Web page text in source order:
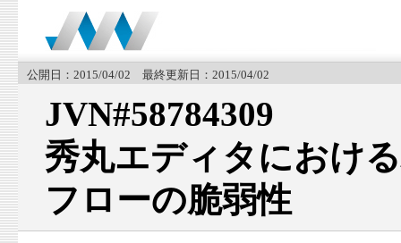
公開日：2015/04/02 最終更新日：2015/04/02
JVN#58784309
秀丸エディタにおけ
フローの脆弱性